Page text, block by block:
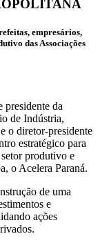
empresários,
das Associações
da
de Indústria,
o diretor-presidente
estratégico para
produtivo e
o Acelera Paraná.
de uma
e
ações